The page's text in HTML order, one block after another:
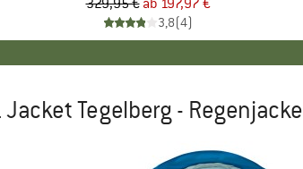
Preis
329,95 € reduzierter Preis
ab 197,97 €
3,8(4)
Jacket Tegelberg - Regenjacke